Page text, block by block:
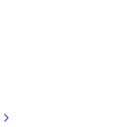
expand_more